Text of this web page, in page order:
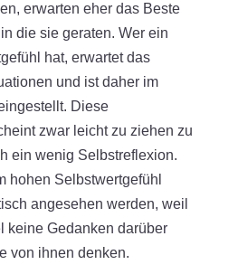
erwarten eher das Beste
die sie geraten. Wer ein
hat, erwartet das
und ist daher im
Diese
zwar leicht zu ziehen zu
ein wenig Selbstreflexion.
hohen Selbstwertgefühl
angesehen werden, weil
keine Gedanken darüber
von ihnen denken.